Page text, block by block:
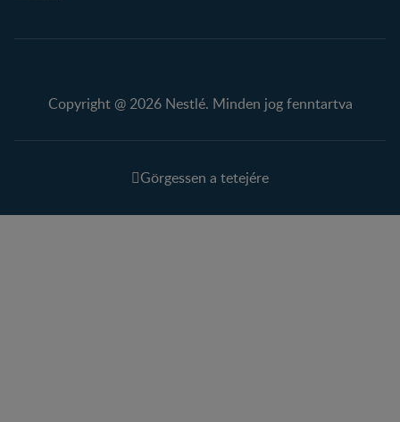
Copyright @ 2026 Nestlé. Minden jog fenntartva
Görgessen a tetejére